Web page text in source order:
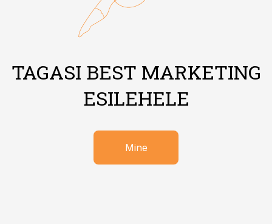
TAGASI BEST MARKETING
ESILEHELE
Mine